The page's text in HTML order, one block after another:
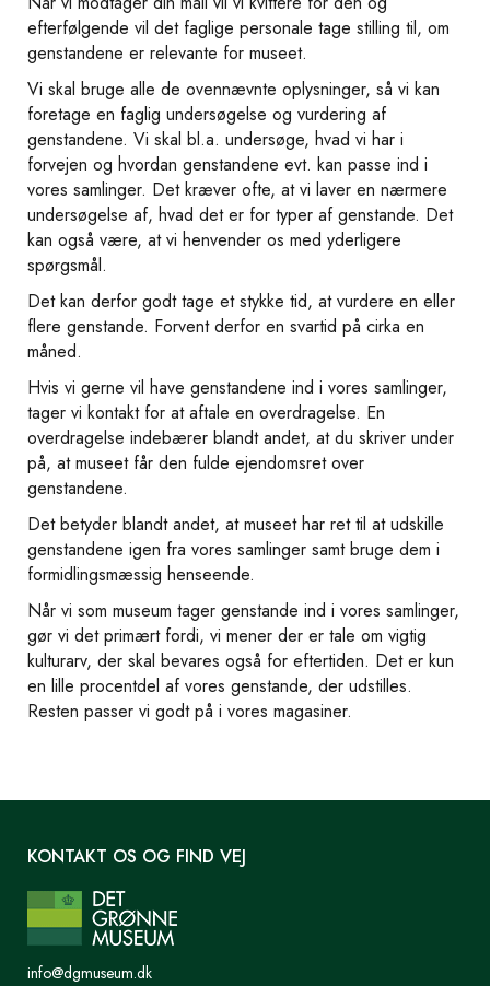
efterfølgende vil det faglige personale tage stilling til, om
genstandene er relevante for museet.
Vi skal bruge alle de ovennævnte oplysninger, så vi kan
foretage en faglig undersøgelse og vurdering af
genstandene. Vi skal bl.a. undersøge, hvad vi har i
forvejen og hvordan genstandene evt. kan passe ind i
vores samlinger. Det kræver ofte, at vi laver en nærmere
undersøgelse af, hvad det er for typer af genstande. Det
kan også være, at vi henvender os med yderligere
spørgsmål.
Det kan derfor godt tage et stykke tid, at vurdere en eller
flere genstande. Forvent derfor en svartid på cirka en
måned.
Hvis vi gerne vil have genstandene ind i vores samlinger,
tager vi kontakt for at aftale en overdragelse. En
overdragelse indebærer blandt andet, at du skriver under
på, at museet får den fulde ejendomsret over
genstandene.
Det betyder blandt andet, at museet har ret til at udskille
genstandene igen fra vores samlinger samt bruge dem i
formidlingsmæssig henseende.
Når vi som museum tager genstande ind i vores samlinger,
gør vi det primært fordi, vi mener der er tale om vigtig
kulturarv, der skal bevares også for eftertiden. Det er kun
en lille procentdel af vores genstande, der udstilles.
Resten passer vi godt på i vores magasiner.
KONTAKT OS OG FIND VEJ
info@dgmuseum.dk